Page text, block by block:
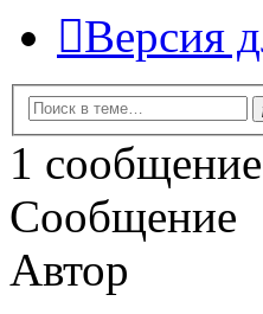
Версия
1
Сообщение
Автор